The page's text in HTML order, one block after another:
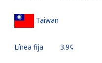
Taiwan
Línea fija ⁦3.9¢⁩